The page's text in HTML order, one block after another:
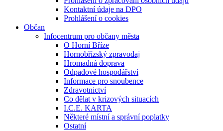
Kontaktní údaje na DPO
Prohlášení o cookies
Občan
Infocentrum pro občany města
O Horní Bříze
Hornobřízský zpravodaj
Hromadná doprava
Odpadové hospodářství
Informace pro snoubence
Zdravotnictví
Co dělat v krizových situacích
I.C.E. KARTA
Některé místní a správní poplatky
Ostatní